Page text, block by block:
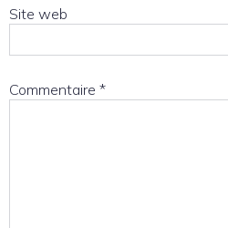
Site web
Commentaire *